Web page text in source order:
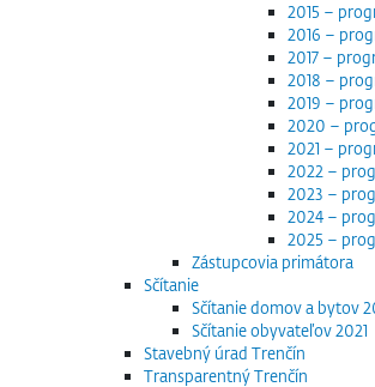
2015 –
2016 –
2017 –
2018 –
2019 –
2020 –
2021 –
2022 –
2023 –
2024 –
2025 –
Zástupcovia primátora
Sčítanie
Sčítanie domov a bytov
Sčítanie obyvateľov 2021
Stavebný úrad Trenčín
Transparentný Trenčín